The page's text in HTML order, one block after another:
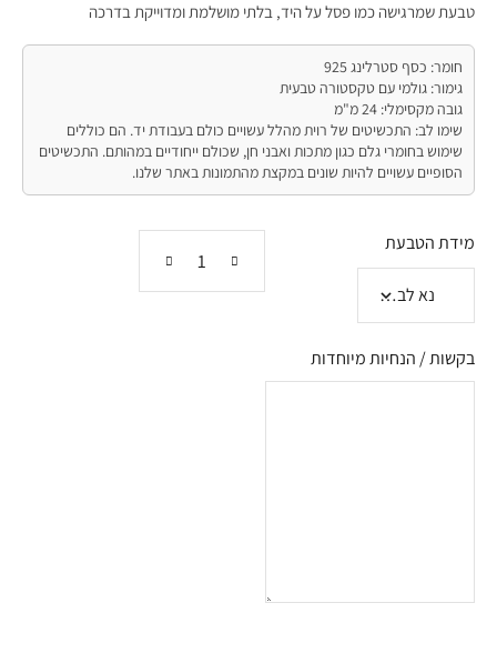
טבעת שמרגישה כמו פסל על היד, בלתי מושלמת ומדוייקת בדרכה
חומר: כסף סטרלינג 925
גימור: גולמי עם טקסטורה טבעית
גובה מקסימלי: 24 מ"מ
שימו לב: התכשיטים של רוית מהלל עשויים כולם בעבודת יד. הם כוללים
שימוש בחומרי גלם כגון מתכות ואבני חן, שכולם ייחודיים במהותם. התכשיטים
הסופיים עשויים להיות שונים במקצת מהתמונות באתר שלנו.
מידת הטבעת
בקשות / הנחיות מיוחדות